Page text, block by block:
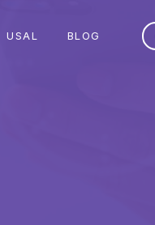
USAL BLOG